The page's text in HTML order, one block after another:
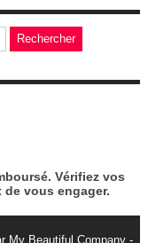
Vérifiez vos
vous engager.
My Beautiful Company -